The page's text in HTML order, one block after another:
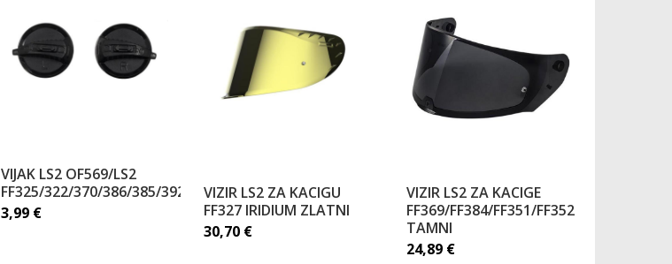
VIJAK LS2 OF569/LS2
FF325/322/370/386/385/392/396
3,99 €
VIZIR LS2 ZA KACIGU
FF327 IRIDIUM ZLATNI
30,70 €
VIZIR LS2 ZA KACIGE
FF369/FF384/FF351/FF352
TAMNI
24,89 €